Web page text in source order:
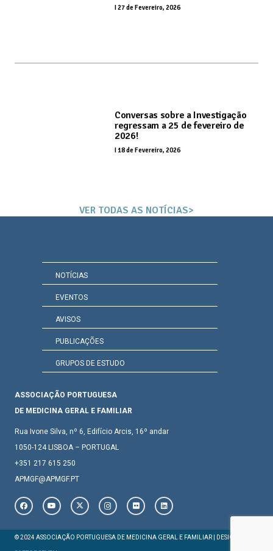
I27 de Fevereiro, 2026
Conversas sobre a Investigação
regressam a 25 de fevereiro de
2026!
I18 de Fevereiro, 2026
VER TODAS AS NOTÍCIAS>
NOTÍCIAS
EVENTOS
AVISOS
PUBLICAÇÕES
GRUPOS DE ESTUDO
ASSOCIAÇÃO PORTUGUESA
DE MEDICINA GERAL E FAMILIAR
Rua Ivone Silva, nº 6, Edifício Arcis, 16º andar
1050-124 LISBOA – PORTUGAL
+351 217 615 250
APMGF@APMGF.PT
© 2024 ASSOCIAÇÃO PORTUGUESA DE MEDICINA GERAL E FAMILIAR | DESIGN